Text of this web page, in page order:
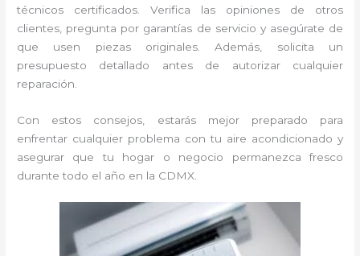
técnicos certificados. Verifica las opiniones de otros
clientes, pregunta por garantías de servicio y asegúrate de
que usen piezas originales. Además, solicita un
presupuesto detallado antes de autorizar cualquier
reparación.
Con estos consejos, estarás mejor preparado para
enfrentar cualquier problema con tu aire acondicionado y
asegurar que tu hogar o negocio permanezca fresco
durante todo el año en la CDMX.